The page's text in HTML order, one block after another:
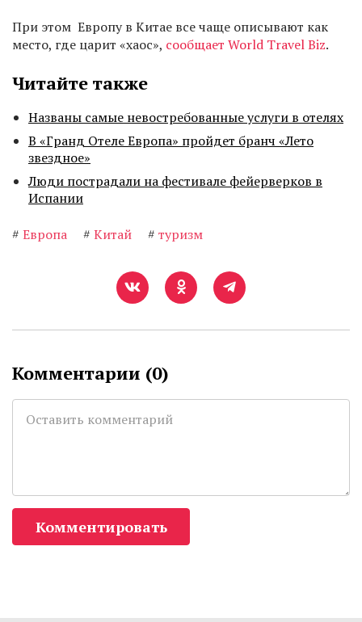
При этом Европу в Китае все чаще описывают как
место, где царит «хаос», сообщает World Travel Biz.
Читайте также
Названы самые невостребованные услуги в отелях
В «Гранд Отеле Европа» пройдет бранч «Лето
звездное»
Люди пострадали на фестивале фейерверков в
Испании
# Европа # Китай # туризм
Комментарии (0)
Комментировать